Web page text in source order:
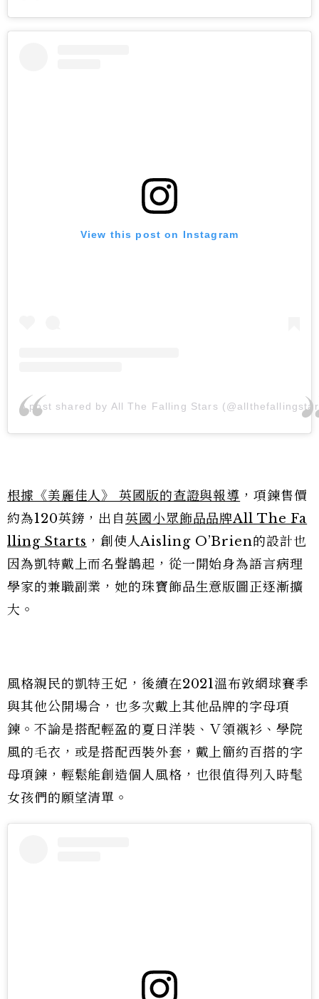
View this post on Instagram
A post shared by All The Falling Stars
根據《美麗佳人》 英國版的查證與報導 ，項鍊售價
約為120英鎊，出自英國小眾飾品品牌All The Fa
lling Starts ，創使人Aisling O’Brien的設計也
因為凱特戴上而名聲鵲起，從一開始身為語言病理
學家的兼職副業，她的珠寶飾品生意版圖正逐漸擴
大。
風格親民的凱特王妃，後續在2021溫布敦網球賽季
與其他公開場合，也多次戴上其他品牌的字母項
鍊。不論是搭配輕盈的夏日洋裝、Ｖ領襯衫、學院
風的毛衣，或是搭配西裝外套，戴上簡約百搭的字
母項鍊，輕鬆能創造個人風格，也很值得列入時髦
女孩們的願望清單。